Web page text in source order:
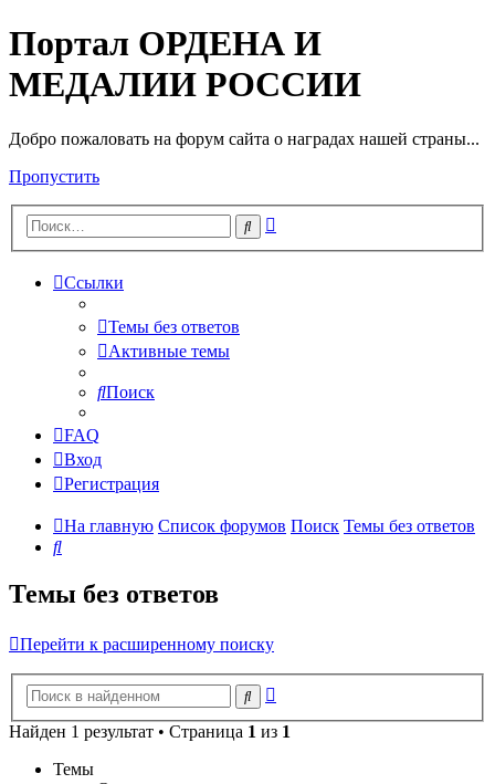
Портал ОРДЕНА И
МЕДАЛИИ РОССИИ
Добро пожаловать на форум сайта о наградах нашей страны...
Пропустить
Поиск
Ссылки
Темы без ответов
Активные темы
Поиск
FAQ
Вход
Регистрация
На главную Список форумов Поиск Темы без ответов
Поиск
Темы без ответов
Перейти к расширенному поиску
Поиск
Найден 1 результат • Страница 1 из 1
Темы